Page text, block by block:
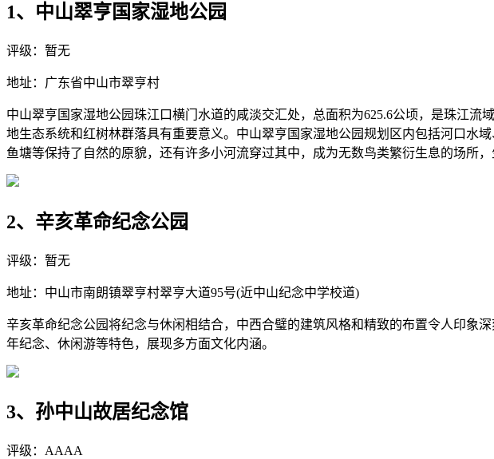
1、中山翠亨国家湿地公园
评级：暂无
地址：广东省中山市翠亨村
中山翠亨国家湿地公园珠江口横门水道的咸淡交汇处，总面积为625.6公顷，是珠江
地生态系统和红树林群落具有重要意义。中山翠亨国家湿地公园规划区内包括河口水
鱼塘等保持了自然的原貌，还有许多小河流穿过其中，成为无数鸟类繁衍生息的场所
2、辛亥革命纪念公园
评级：暂无
地址：中山市南朗镇翠亨村翠亨大道95号(近中山纪念中学校道)
辛亥革命纪念公园将纪念与休闲相结合，中西合璧的建筑风格和精致的布置令人印象
年纪念、休闲游等特色，展现多方面文化内涵。
3、孙中山故居纪念馆
评级：AAAA